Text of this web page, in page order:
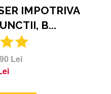
IMPOTRIVA
B...
Lei